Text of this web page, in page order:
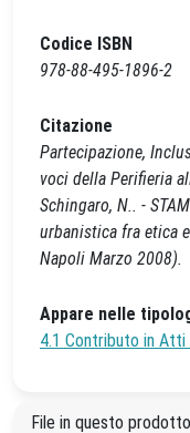
Codice ISBN
978-88-495-1896-2
Citazione
Partecipazione,
voci della Perifieria
Schingaro, N.. -
urbanistica fra etica
Napoli Marzo 2008).
Appare nelle
4.1 Contributo in Atti
File in questo